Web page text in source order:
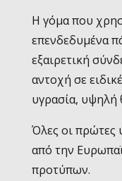
Η γόμα που
επενδεδυμένα
εξαιρετική
αντοχή σε
υγρασία, υψηλή
Όλες οι πρώτες
από την
προτύπων.